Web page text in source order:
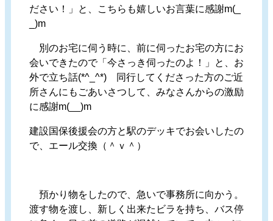
ださい！」と、こちらも嬉しいお言葉に感謝m(_
_)m
別のお宅に伺う時に、前に伺ったお宅の方にお
会いできたので「今さっき伺ったのよ！」と、お
外で立ち話(*^_^*) 同行してくださった方のご近
所さんにもごあいさつして、みなさんからの激励
に感謝m(__)m
建設国保後援会の方と駅のデッキでお会いしたの
で、エール交換（＾ｖ＾）
預かり物をしたので、急いで事務所に向かう。
渡す物を渡し、新しく出来たビラを持ち、バス停